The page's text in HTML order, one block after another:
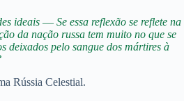
ideais — Se essa reflexão se reflete na
da nação russa tem muito no que se
deixados pelo sangue dos mártires à
Rússia Celestial.